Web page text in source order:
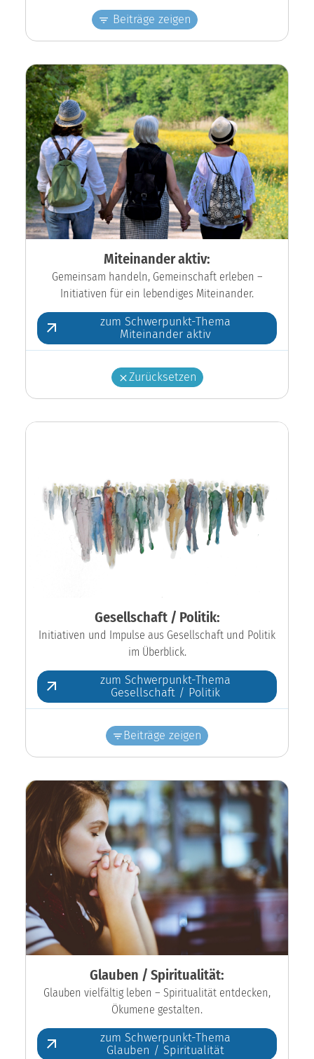
Beiträge zeigen
Miteinander aktiv:
Gemeinsam handeln, Gemeinschaft erleben –
Initiativen für ein lebendiges Miteinander.
zum Schwerpunkt-Thema
Miteinander aktiv
Zurücksetzen
Gesellschaft / Politik:
Initiativen und Impulse aus Gesellschaft und Politik
im Überblick.
zum Schwerpunkt-Thema
Gesellschaft / Politik
Beiträge zeigen
Glauben / Spiritualität:
Glauben vielfältig leben – Spiritualität entdecken,
Ökumene gestalten.
zum Schwerpunkt-Thema
Glauben / Spiritualität